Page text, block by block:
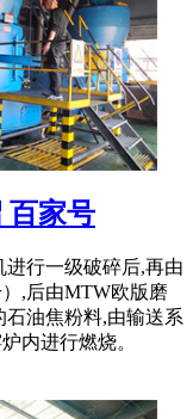
百家号
行一级破碎后,再由
,后由MTW欧版磨
油焦粉料,由输送系
内进行燃烧。